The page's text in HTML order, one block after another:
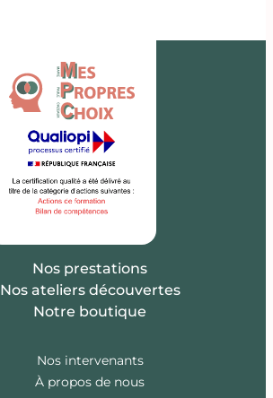
Nos prestations
Nos ateliers découvertes
Notre boutique
Nos intervenants
À propos de nous